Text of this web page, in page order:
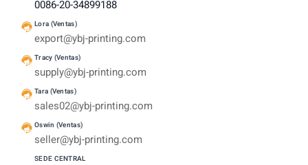
0086-20-34899188
Lora (Ventas)
export@ybj-printing.com
Tracy (Ventas)
supply@ybj-printing.com
Tara (Ventas)
sales02@ybj-printing.com
Oswin (Ventas)
seller@ybj-printing.com
SEDE CENTRAL